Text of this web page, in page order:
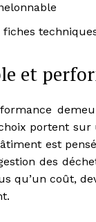
et
portent
est
des
qu’un coût,